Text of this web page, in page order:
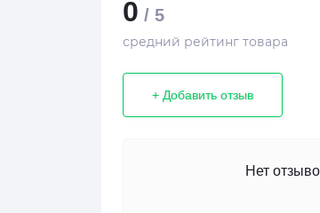
0 / 5
средний рейтинг товара
+ Добавить отзыв
Нет